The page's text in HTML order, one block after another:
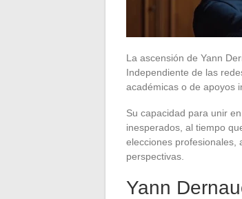
La ascensión de Yann
Independiente de las
académicas o de apoyos
Su capacidad para unir
inesperados, al tiempo
elecciones profesionales,
perspectivas.
Yann